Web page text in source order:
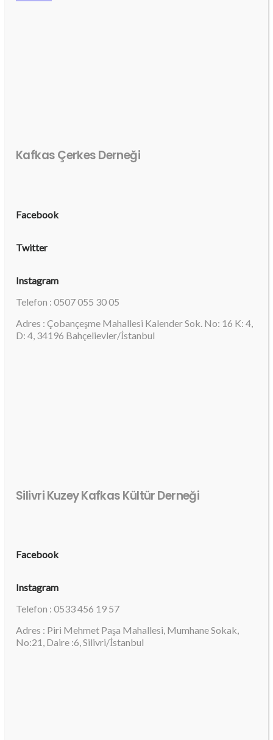
Kafkas Çerkes Derneği
Facebook
Twitter
Instagram
Telefon : 0507 055 30 05
Adres : Çobançeşme Mahallesi Kalender Sok. No: 16 K: 4,
D: 4, 34196 Bahçelievler/İstanbul
Silivri Kuzey Kafkas Kültür Derneği
Facebook
Instagram
Telefon : 0533 456 19 57
Adres : Piri Mehmet Paşa Mahallesi, Mumhane Sokak,
No:21, Daire :6, Silivri/İstanbul